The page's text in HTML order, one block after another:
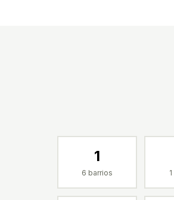
1
6 barrios 1